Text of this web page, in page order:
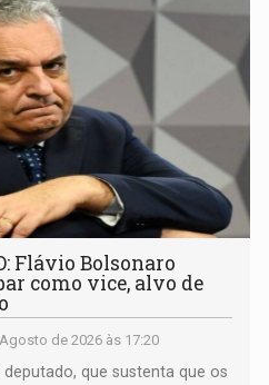
Flávio Bolsonaro
como vice, alvo de
de 2026 às 17:20
que sustenta que os